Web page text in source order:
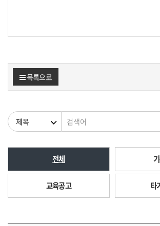
목록으로
검색조건 검색어
전체
교육공고 타